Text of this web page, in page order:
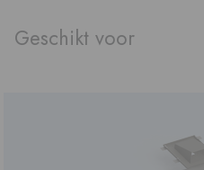
Geschikt voor